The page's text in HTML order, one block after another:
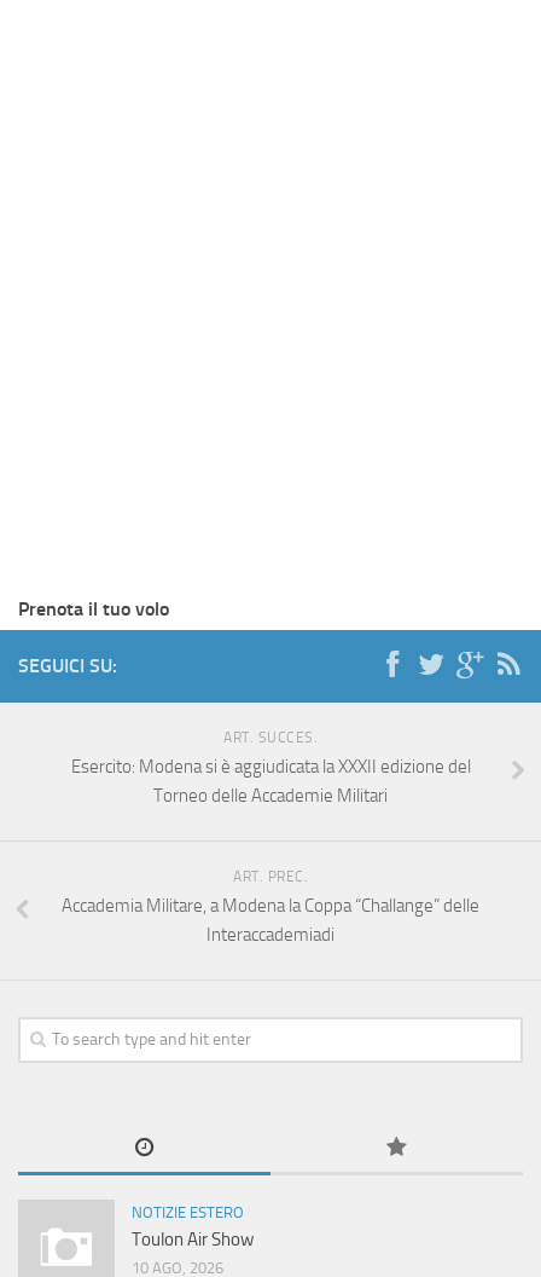
Prenota il tuo volo
SEGUICI SU:
ART. SUCCES.
Esercito: Modena si è aggiudicata la XXXII edizione del
Torneo delle Accademie Militari
ART. PREC.
Accademia Militare, a Modena la Coppa “Challange” delle
Interaccademiadi
NOTIZIE ESTERO
Toulon Air Show
10 AGO, 2026